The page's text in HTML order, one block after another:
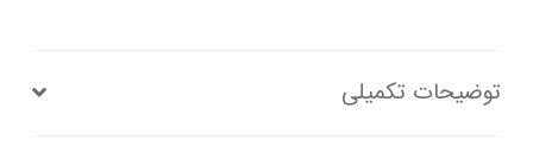
توضیحات تکمیلی